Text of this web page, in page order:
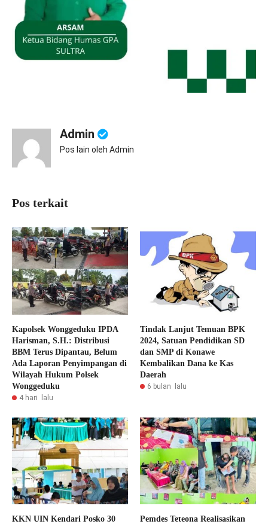
Admin
Pos lain oleh Admin
Pos terkait
Kapolsek Wonggeduku IPDA
Harisman, S.H.: Distribusi
BBM Terus Dipantau, Belum
Ada Laporan Penyimpangan di
Wilayah Hukum Polsek
Wonggeduku
4 hari lalu
Tindak Lanjut Temuan BPK
2024, Satuan Pendidikan SD
dan SMP di Konawe
Kembalikan Dana ke Kas
Daerah
6 bulan lalu
KKN UIN Kendari Posko 30
Pemdes Teteona Realisasikan